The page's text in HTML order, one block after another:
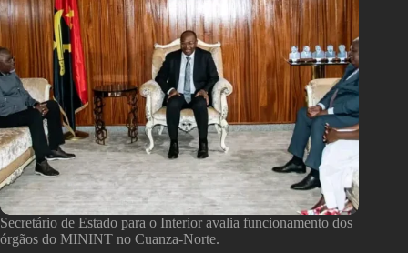
Secretário de Estado para o Interior avalia funcionamento dos
órgãos do MININT no Cuanza-Norte.